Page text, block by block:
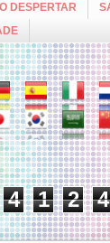
DESPERTAR
4 1 2 4